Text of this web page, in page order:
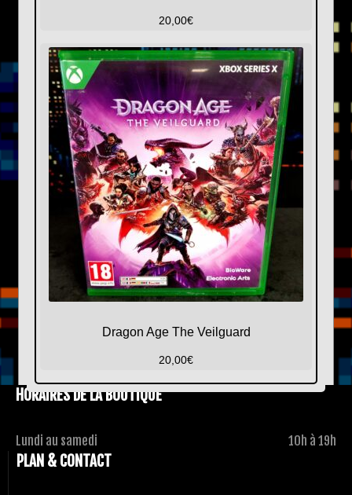
20,00€
Dragon Age The Veilguard
20,00€
HORAIRES DE LA BOUTIQUE
Lundi au samedi 10h à 19h
PLAN & CONTACT